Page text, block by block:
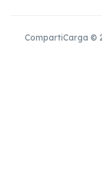
CompartiCarga ©